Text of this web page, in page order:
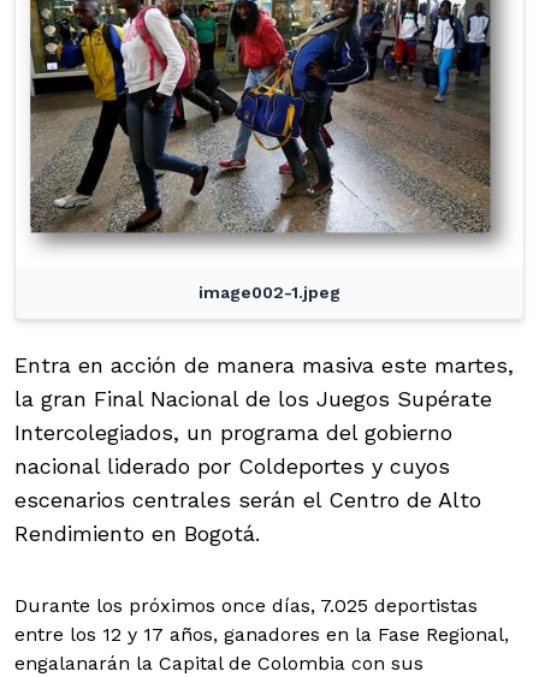
image002-1.jpeg
Entra en acción de manera masiva este martes,
la gran Final Nacional de los Juegos Supérate
Intercolegiados, un programa del gobierno
nacional liderado por Coldeportes y cuyos
escenarios centrales serán el Centro de Alto
Rendimiento en Bogotá.
Durante los próximos once días, 7.025 deportistas
entre los 12 y 17 años, ganadores en la Fase Regional,
engalanarán la Capital de Colombia con sus